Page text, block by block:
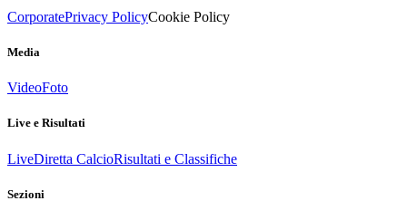
CorporatePrivacy PolicyCookie Policy
Media
VideoFoto
Live e Risultati
LiveDiretta CalcioRisultati e Classifiche
Sezioni